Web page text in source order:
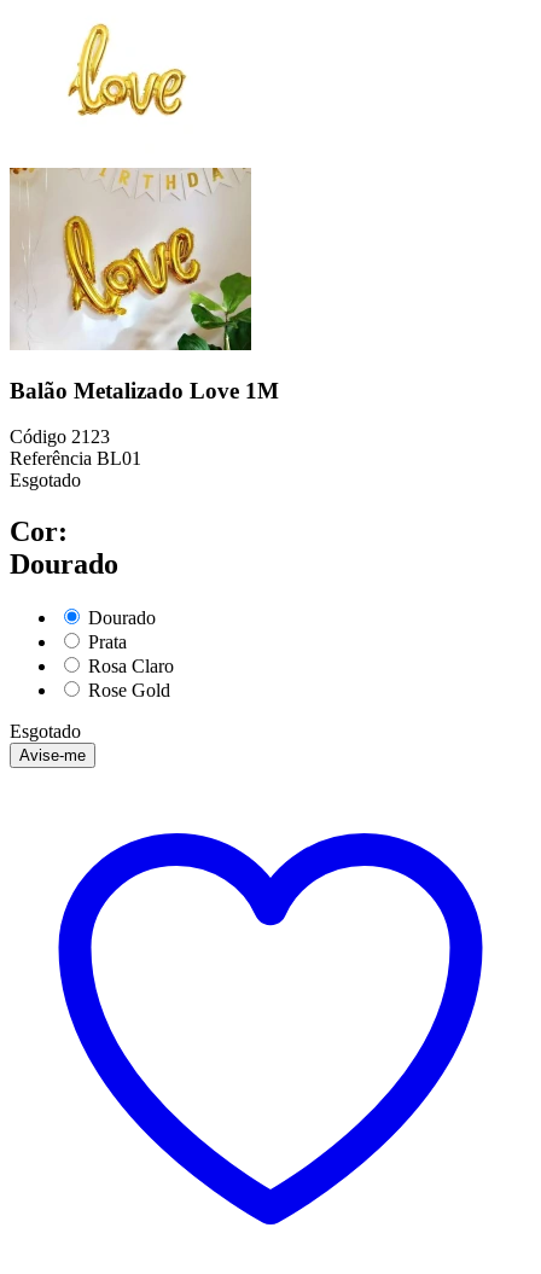
Balão Metalizado Love 1M
Código 2123
Referência BL01
Esgotado
Cor:
Dourado
Dourado
Prata
Rosa Claro
Rose Gold
Esgotado
Avise-me